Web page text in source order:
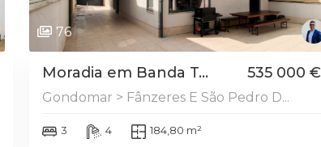
76
Moradia em Banda T... 535 000 €
Gondomar > Fânzeres E São Pedro D...
3 4 184,80 m²